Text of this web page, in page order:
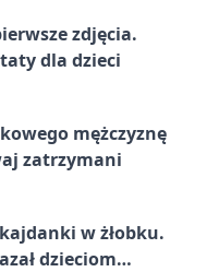
zdjęcia.
dla dzieci
mężczyznę
zatrzymani
w żłobku.
dzieciom